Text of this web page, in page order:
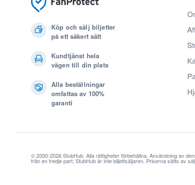
Köp och sälj biljetter
på ett säkert sätt
Kundtjänst hela
vägen till din plats
Alla beställningar
omfattas av 100%
garanti
© 2000-2026 StubHub. Alla rättigheter förbehållna. Användning av
från en tredje part; StubHub är inte biljettsäljaren. Priserna sätts av